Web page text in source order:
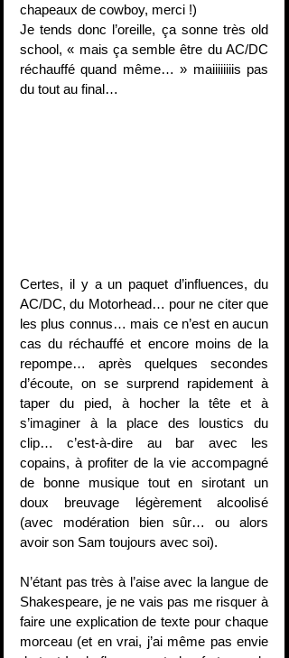
chapeaux de cowboy, merci !)
Je tends donc l’oreille, ça sonne très old
school, « mais ça semble être du AC/DC
réchauffé quand même… » maiiiiiiiis pas
du tout au final…
Certes, il y a un paquet d’influences, du
AC/DC, du Motorhead… pour ne citer que
les plus connus… mais ce n’est en aucun
cas du réchauffé et encore moins de la
repompe… après quelques secondes
d’écoute, on se surprend rapidement à
taper du pied, à hocher la tête et à
s’imaginer à la place des loustics du
clip… c’est-à-dire au bar avec les
copains, à profiter de la vie accompagné
de bonne musique tout en sirotant un
doux breuvage légèrement alcoolisé
(avec modération bien sûr… ou alors
avoir son Sam toujours avec soi).
N’étant pas très à l’aise avec la langue de
Shakespeare, je ne vais pas me risquer à
faire une explication de texte pour chaque
morceau (et en vrai, j’ai même pas envie